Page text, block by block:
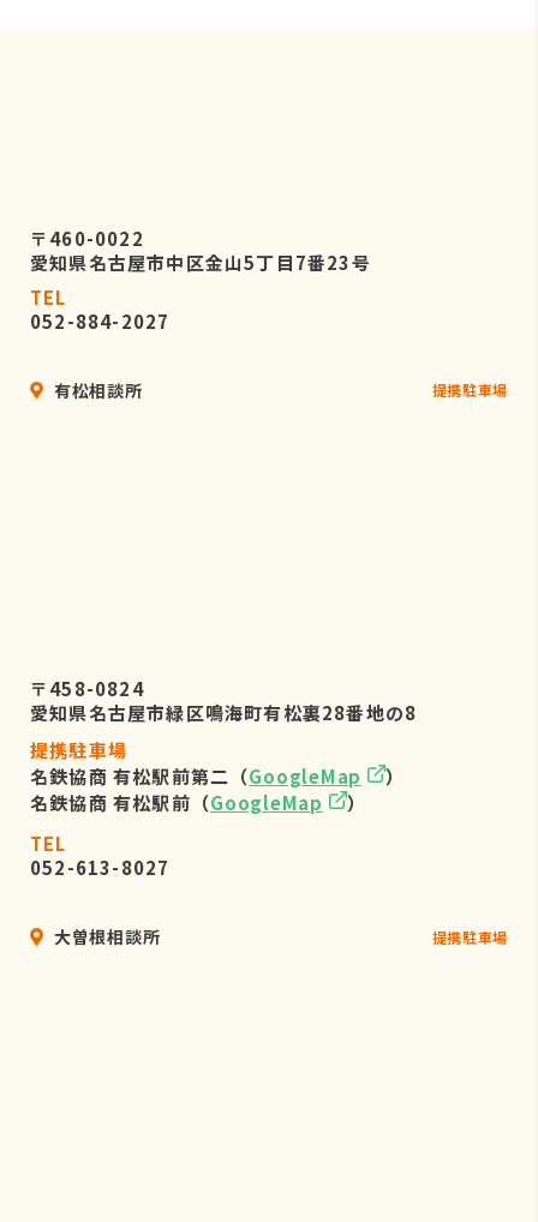
その際、弊社はお客様ご本人を確認さ
せていただいたうえで、合理的な期間
内に対応いたします。
先は、次の通りです。
お客様がご自身の個人情報を弊社に提
供されるか否かは、お客様のご判断に
よりますが、もしご提供されない場合
には、適切なサービスが提供できない
場合がありますので予めご了承くださ
〒460-0022
愛知県名古屋市中区金山5丁目7番23号
TEL
052-884-2027
有松相談所 提携駐車場
〒458-0824
愛知県名古屋市緑区鳴海町有松裏28番地の8
提携駐車場
名鉄協商 有松駅前第二（GoogleMap
）
名鉄協商 有松駅前（GoogleMap
）
TEL
052-613-8027
大曽根相談所 提携駐車場